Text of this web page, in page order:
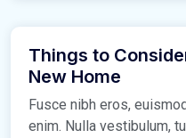
Things to
New Home
Fusce nibh eros,
enim. Nulla vestibulum,